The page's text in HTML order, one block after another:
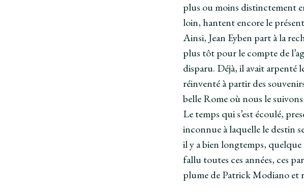
plus ou moins distinctement
loin, hantent encore le
Ainsi, Jean Eyben part à la
plus tôt pour le compte de
disparu. Déjà, il avait arpenté
réinventé à partir des
belle Rome où nous le suivons
Le temps qui s’est écoulé,
inconnue à laquelle le destin
il y a bien longtemps, quelque
fallu toutes ces années, ces
plume de Patrick Modiano et